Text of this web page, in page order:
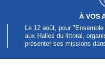
À VOS
Le 12 août, pour
aux Halles du littoral,
présenter ses missions